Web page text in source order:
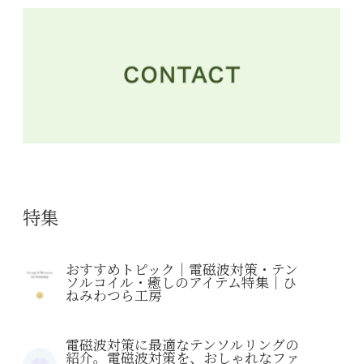
特集
おすすめトピック｜電磁波対策・テン
ソルコイル・癒しのアイテム特集｜ひ
ねみわつら工房
電磁波対策に最適なテンソルリングの
紹介。電磁波対策を、おしゃれなファ